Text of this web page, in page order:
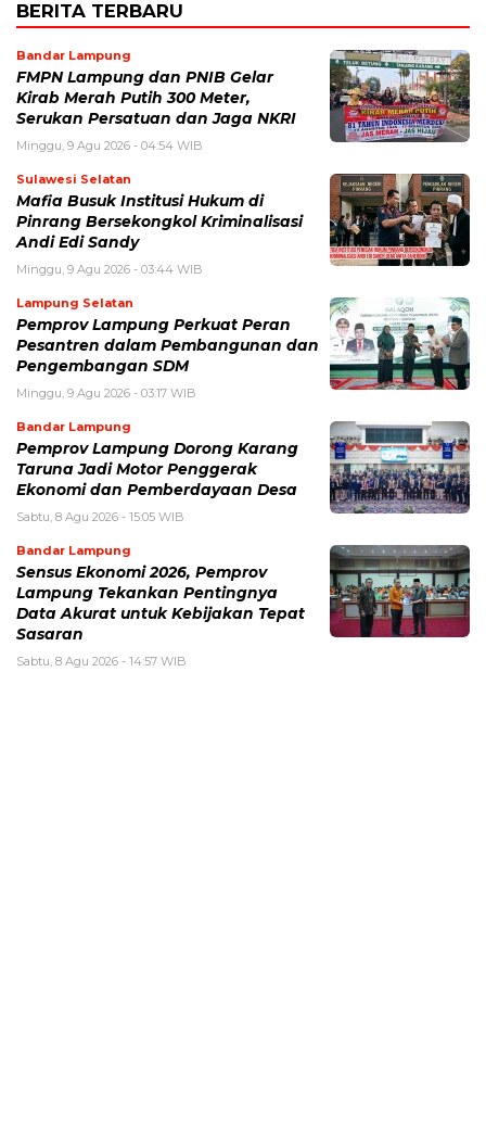
BERITA TERBARU
Bandar Lampung
FMPN Lampung dan PNIB Gelar
Kirab Merah Putih 300 Meter,
Serukan Persatuan dan Jaga NKRI
Minggu, 9 Agu 2026 - 04:54 WIB
Sulawesi Selatan
Mafia Busuk Institusi Hukum di
Pinrang Bersekongkol Kriminalisasi
Andi Edi Sandy
Minggu, 9 Agu 2026 - 03:44 WIB
Lampung Selatan
Pemprov Lampung Perkuat Peran
Pesantren dalam Pembangunan dan
Pengembangan SDM
Minggu, 9 Agu 2026 - 03:17 WIB
Bandar Lampung
Pemprov Lampung Dorong Karang
Taruna Jadi Motor Penggerak
Ekonomi dan Pemberdayaan Desa
Sabtu, 8 Agu 2026 - 15:05 WIB
Bandar Lampung
Sensus Ekonomi 2026, Pemprov
Lampung Tekankan Pentingnya
Data Akurat untuk Kebijakan Tepat
Sasaran
Sabtu, 8 Agu 2026 - 14:57 WIB